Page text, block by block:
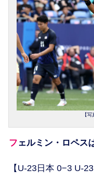
【
フェルミン・ロペ
【U-23日本 0−3 U-